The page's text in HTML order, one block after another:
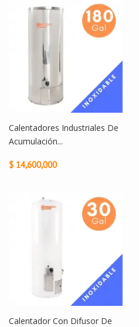
Calentadores Industriales De
Acumulación...
$ 14,600,000
Calentador Con Difusor De